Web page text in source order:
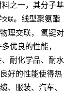
之一，其分子基
交联。线型聚氨酯
理交联，
氢键对
优良的性能，
耐化学品、耐水
好的性能使得热
、服装、汽车、